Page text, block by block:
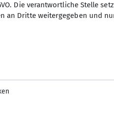
Die verantwortliche Stelle
an Dritte weitergegeben und